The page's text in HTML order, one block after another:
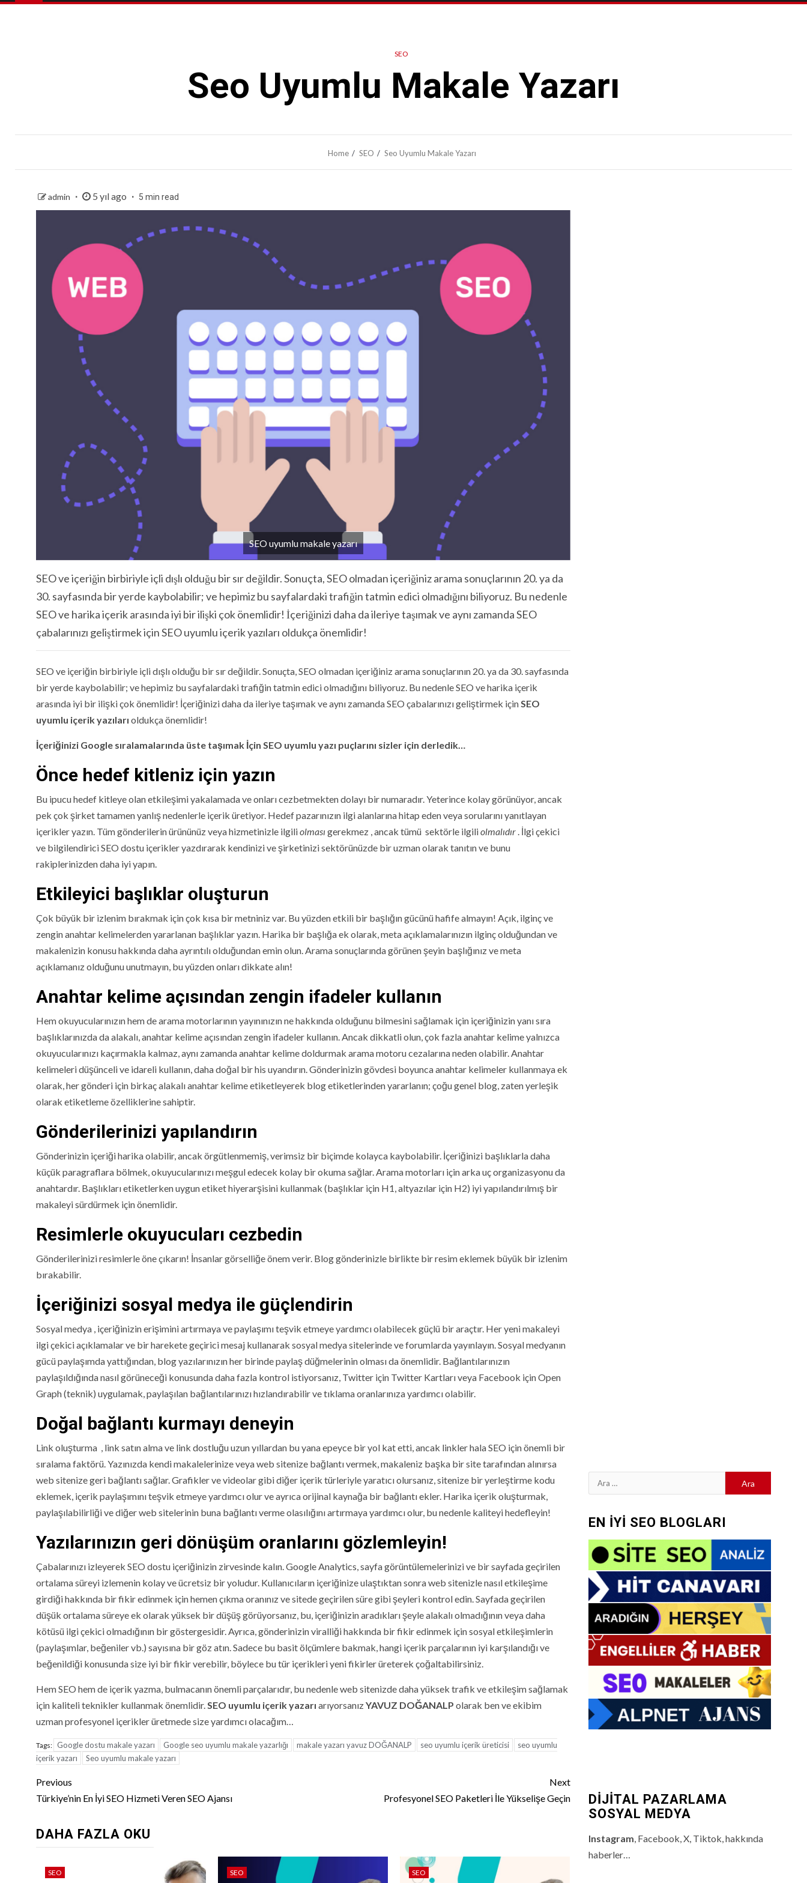
SEO
Seo Uyumlu Makale Yazarı
Home SEO Seo Uyumlu Makale Yazarı
admin 5 yıl ago 5 min read
SEO uyumlu makale yazarı
SEO ve içeriğin birbiriyle içli dışlı olduğu bir sır değildir. Sonuçta, SEO olmadan içeriğiniz arama sonuçlarının 20. ya da
30. sayfasında bir yerde kaybolabilir; ve hepimiz bu sayfalardaki trafiğin tatmin edici olmadığını biliyoruz. Bu nedenle
SEO ve harika içerik arasında iyi bir ilişki çok önemlidir! İçeriğinizi daha da ileriye taşımak ve aynı zamanda SEO
çabalarınızı geliştirmek için SEO uyumlu içerik yazıları oldukça önemlidir!
SEO ve içeriğin birbiriyle içli dışlı olduğu bir sır değildir. Sonuçta, SEO olmadan içeriğiniz arama sonuçlarının 20. ya da 30. sayfasında
bir yerde kaybolabilir; ve hepimiz bu sayfalardaki trafiğin tatmin edici olmadığını biliyoruz. Bu nedenle SEO ve harika içerik
arasında iyi bir ilişki çok önemlidir! İçeriğinizi daha da ileriye taşımak ve aynı zamanda SEO çabalarınızı geliştirmek içinSEO
uyumlu içerik yazıları oldukça önemlidir!
İçeriğinizi Google sıralamalarında üste taşımak İçin SEO uyumlu yazı puçlarını sizler için derledik…
Önce hedef kitleniz için yazın
Bu ipucu hedef kitleye olan etkileşimi yakalamada ve onları cezbetmekten dolayı bir numaradır. Yeterince kolay görünüyor, ancak
pek çok şirket tamamen yanlış nedenlerle içerik üretiyor. Hedef pazarınızın ilgi alanlarına hitap eden veya sorularını yanıtlayan
içerikler yazın. Tüm gönderilerin ürününüz veya hizmetinizle ilgiliolması gerekmez , ancak tümü sektörle ilgiliolmalıdır . İlgi çekici
ve bilgilendirici SEO dostu içerikler yazdırarak kendinizi ve şirketinizi sektörünüzde bir uzman olarak tanıtın ve bunu
rakiplerinizden daha iyi yapın.
Etkileyici başlıklar oluşturun
Çok büyük bir izlenim bırakmak için çok kısa bir metniniz var. Bu yüzden etkili bir başlığın gücünü hafife almayın! Açık, ilginç ve
zengin anahtar kelimelerden yararlanan başlıklar yazın. Harika bir başlığa ek olarak, meta açıklamalarınızın ilginç olduğundan ve
makalenizin konusu hakkında daha ayrıntılı olduğundan emin olun. Arama sonuçlarında görünen şeyin başlığınız ve meta
açıklamanız olduğunu unutmayın, bu yüzden onları dikkate alın!
Anahtar kelime açısından zengin ifadeler kullanın
Hem okuyucularınızın hem de arama motorlarının yayınınızın ne hakkında olduğunu bilmesini sağlamak için içeriğinizin yanı sıra
başlıklarınızda da alakalı, anahtar kelime açısından zengin ifadeler kullanın. Ancak dikkatli olun, çok fazla anahtar kelime yalnızca
okuyucularınızı kaçırmakla kalmaz, aynı zamanda anahtar kelime doldurmak arama motoru cezalarına neden olabilir. Anahtar
kelimeleri düşünceli ve idareli kullanın, daha doğal bir his uyandırın. Gönderinizin gövdesi boyunca anahtar kelimeler kullanmaya ek
olarak, her gönderi için birkaç alakalı anahtar kelime etiketleyerek blog etiketlerinden yararlanın; çoğu genel blog, zaten yerleşik
olarak etiketleme özelliklerine sahiptir.
Gönderilerinizi yapılandırın
Gönderinizin içeriği harika olabilir, ancak örgütlenmemiş, verimsiz bir biçimde kolayca kaybolabilir. İçeriğinizi başlıklarla daha
küçük paragraflara bölmek, okuyucularınızı meşgul edecek kolay bir okuma sağlar. Arama motorları için arka uç organizasyonu da
anahtardır. Başlıkları etiketlerken uygun etiket hiyerarşisini kullanmak (başlıklar için H1, altyazılar için H2) iyi yapılandırılmış bir
makaleyi sürdürmek için önemlidir.
Resimlerle okuyucuları cezbedin
Gönderilerinizi resimlerle öne çıkarın! İnsanlar görselliğe önem verir. Blog gönderinizle birlikte bir resim eklemek büyük bir izlenim
bırakabilir.
İçeriğinizi sosyal medya ile güçlendirin
Sosyal medya , içeriğinizin erişimini artırmaya ve paylaşımı teşvik etmeye yardımcı olabilecek güçlü bir araçtır. Her yeni makaleyi
ilgi çekici açıklamalar ve bir harekete geçirici mesaj kullanarak sosyal medya sitelerinde ve forumlarda yayınlayın. Sosyal medyanın
gücü paylaşımda yattığından, blog yazılarınızın her birinde paylaş düğmelerinin olması da önemlidir. Bağlantılarınızın
paylaşıldığında nasıl görüneceği konusunda daha fazla kontrol istiyorsanız, Twitter için Twitter Kartları veya Facebook için Open
Graph (teknik) uygulamak, paylaşılan bağlantılarınızı hızlandırabilir ve tıklama oranlarınıza yardımcı olabilir.
Doğal bağlantı kurmayı deneyin
Link oluşturma , link satın alma ve link dostluğu uzun yıllardan bu yana epeyce bir yol kat etti, ancak linkler hala SEO için önemli bir
sıralama faktörü. Yazınızda kendi makalelerinize veya web sitenize bağlantı vermek, makaleniz başka bir site tarafından alınırsa
web sitenize geri bağlantı sağlar. Grafikler ve videolar gibi diğer içerik türleriyle yaratıcı olursanız, sitenize bir yerleştirme kodu
eklemek, içerik paylaşımını teşvik etmeye yardımcı olur ve ayrıca orijinal kaynağa bir bağlantı ekler. Harika içerik oluşturmak,
paylaşılabilirliği ve diğer web sitelerinin buna bağlantı verme olasılığını artırmaya yardımcı olur, bu nedenle kaliteyi hedefleyin!
Yazılarınızın geri dönüşüm oranlarını gözlemleyin!
Çabalarınızı izleyerek SEO dostu içeriğinizin zirvesinde kalın. Google Analytics, sayfa görüntülemelerinizi ve bir sayfada geçirilen
ortalama süreyi izlemenin kolay ve ücretsiz bir yoludur. Kullanıcıların içeriğinize ulaştıktan sonra web sitenizle nasıl etkileşime
girdiği hakkında bir fikir edinmek için hemen çıkma oranınız ve sitede geçirilen süre gibi şeyleri kontrol edin. Sayfada geçirilen
düşük ortalama süreye ek olarak yüksek bir düşüş görüyorsanız, bu, içeriğinizin aradıkları şeyle alakalı olmadığının veya daha
kötüsü ilgi çekici olmadığının bir göstergesidir. Ayrıca, gönderinizin viralliği hakkında bir fikir edinmek için sosyal etkileşimlerin
(paylaşımlar, beğeniler vb.) sayısına bir göz atın. Sadece bu basit ölçümlere bakmak, hangi içerik parçalarının iyi karşılandığı ve
beğenildiği konusunda size iyi bir fikir verebilir, böylece bu tür içerikleri yeni fikirler üreterek çoğaltabilirsiniz.
Hem SEO hem de içerik yazma, bulmacanın önemli parçalarıdır, bu nedenle web sitenizde daha yüksek trafik ve etkileşim sağlamak
için kaliteli teknikler kullanmak önemlidir.SEO uyumlu içerik yazarı arıyorsanızYAVUZ DOĞANALP olarak ben ve ekibim
uzman profesyonel içerikler üretmede size yardımcı olacağım…
Tags: Google dostu makale yazarı Google seo uyumlu makale yazarlığı makale yazarı yavuz DOĞANALP seo uyumlu içerik üreticisi
seo uyumlu
içerik yazarı
Seo uyumlu makale yazarı
Continue
Reading
Previous
Türkiye’nin En İyi SEO Hizmeti Veren SEO Ajansı
Next
Profesyonel SEO Paketleri İle Yükselişe Geçin
DAHA FAZLA OKU
SEO SEO SEO
Arama:
EN İYİ SEO BLOGLARI
DİJİTAL PAZARLAMA
SOSYAL MEDYA
Instagram, Facebook, X, Tiktok, hakkında
haberler…